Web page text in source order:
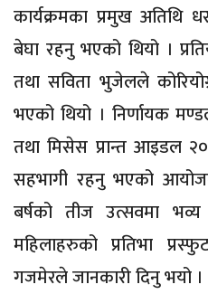
कार्यक्रमका प्रमुख अतिथि
बेघा रहनु भएको थियो ।
तथा सविता भुजेलले
भएको थियो । निर्णायक
तथा मिसेस प्रान्त आइडल
सहभागी रहनु भएको
बर्षको तीज उत्सवमा भव्य
महिलाहरुको प्रतिभा
गजमेरले जानकारी दिनु भयो ।